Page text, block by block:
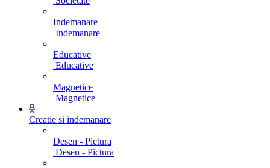
Indemanare
Indemanare
Educative
Educative
Magnetice
Magnetice
Creatie si indemanare
Desen - Pictura
Desen - Pictura